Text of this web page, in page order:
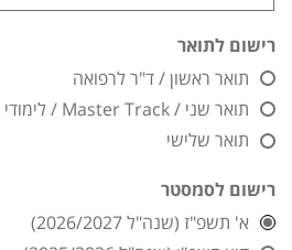
רישום לתואר
תואר ראשון / ד"ר לרפואה
תואר שני / Master Track / לימודי תעודה
תואר שלישי
רישום לסמסטר
א' תשפ"ז (שנה"ל 2026/2027)